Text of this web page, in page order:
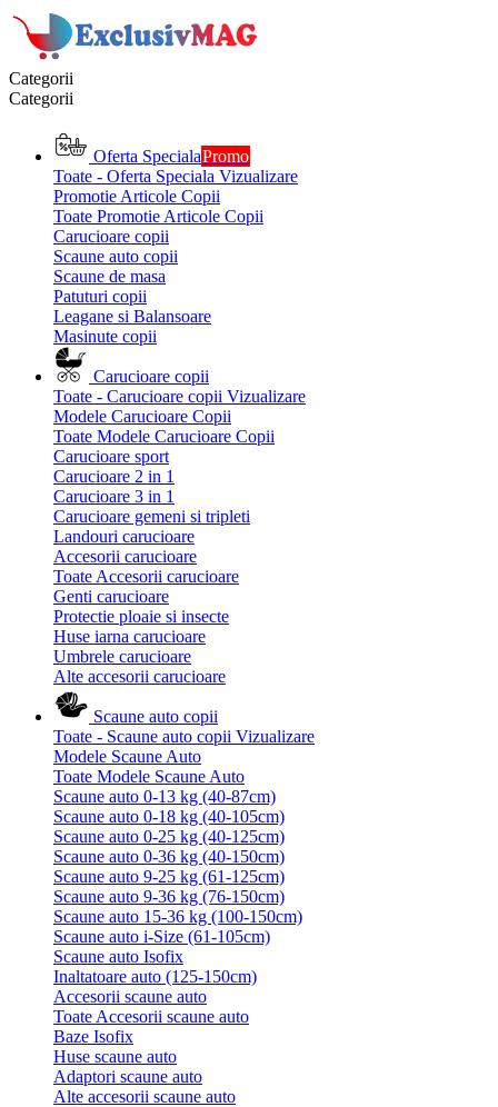
Categorii
Categorii
Oferta SpecialaPromo
Toate - Oferta Speciala Vizualizare
Promotie Articole Copii
Toate Promotie Articole Copii
Carucioare copii
Scaune auto copii
Scaune de masa
Patuturi copii
Leagane si Balansoare
Masinute copii
Carucioare copii
Toate - Carucioare copii Vizualizare
Modele Carucioare Copii
Toate Modele Carucioare Copii
Carucioare sport
Carucioare 2 in 1
Carucioare 3 in 1
Carucioare gemeni si tripleti
Landouri carucioare
Accesorii carucioare
Toate Accesorii carucioare
Genti carucioare
Protectie ploaie si insecte
Huse iarna carucioare
Umbrele carucioare
Alte accesorii carucioare
Scaune auto copii
Toate - Scaune auto copii Vizualizare
Modele Scaune Auto
Toate Modele Scaune Auto
Scaune auto 0-13 kg (40-87cm)
Scaune auto 0-18 kg (40-105cm)
Scaune auto 0-25 kg (40-125cm)
Scaune auto 0-36 kg (40-150cm)
Scaune auto 9-25 kg (61-125cm)
Scaune auto 9-36 kg (76-150cm)
Scaune auto 15-36 kg (100-150cm)
Scaune auto i-Size (61-105cm)
Scaune auto Isofix
Inaltatoare auto (125-150cm)
Accesorii scaune auto
Toate Accesorii scaune auto
Baze Isofix
Huse scaune auto
Adaptori scaune auto
Alte accesorii scaune auto